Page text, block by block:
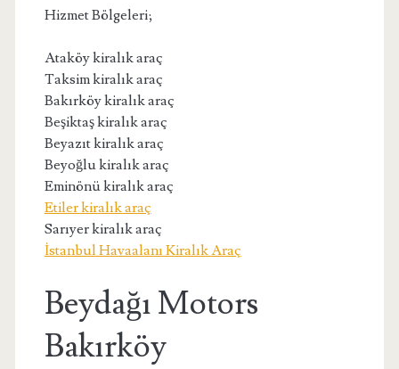
Hizmet Bölgeleri;
Ataköy kiralık araç
Taksim kiralık araç
Bakırköy kiralık araç
Beşiktaş kiralık araç
Beyazıt kiralık araç
Beyoğlu kiralık araç
Eminönü kiralık araç
Etiler kiralık araç
Sarıyer kiralık araç
İstanbul Havaalanı Kiralık Araç
Beydağı Motors
Bakırköy